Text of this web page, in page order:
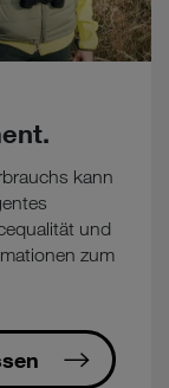
kann
und
zum